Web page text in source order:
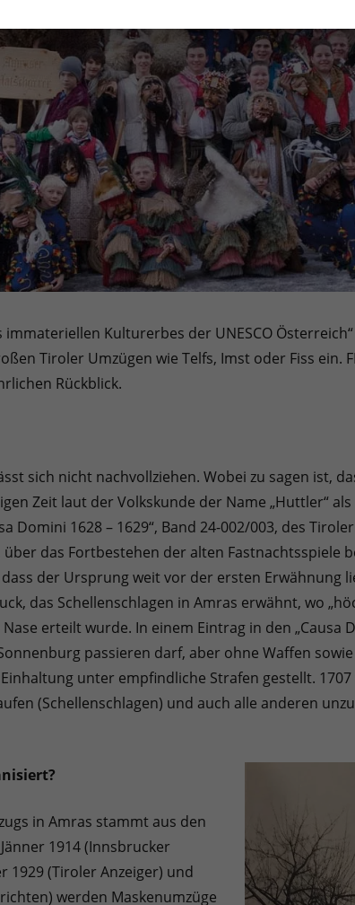
Kulturerbes der UNESCO
Tiroler Umzügen wie Telfs, Imst oder Fiss ein.
Rückblick.
sich nicht nachvollziehen. Wobei zu sagen ist,
Zeit laut der Volkskunde der Name „Huttler“
1628 – 1629“, Band 24-002/003, des
das Fortbestehen der alten Fastnachtsspiele
der Ursprung weit vor der ersten Erwähnung
das Schellenschlagen in Amras erwähnt, wo
erteilt wurde. In einem Eintrag in den „Causa
passieren darf, aber ohne Waffen
unter empfindliche Strafen gestellt.
(Schellenschlagen) und auch alle anderen
in Amras stammt aus den
1914 (Innsbrucker
1929 (Tiroler Anzeiger) und
werden Maskenumzüge